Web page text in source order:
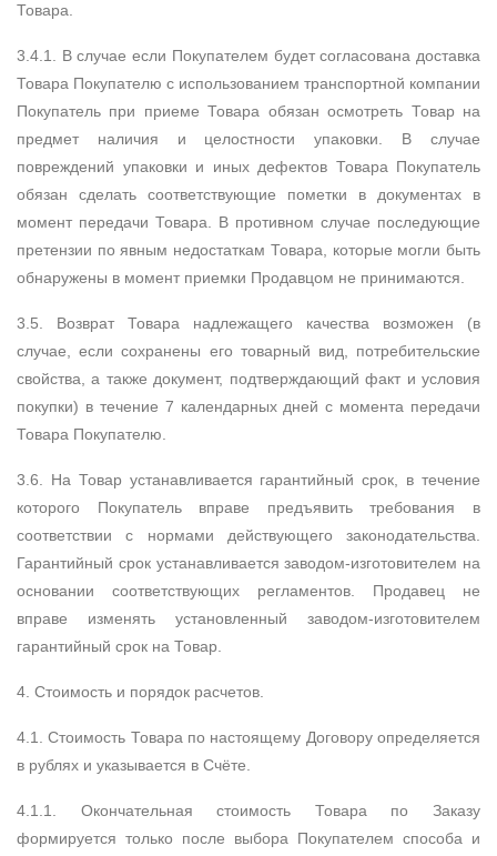
Товара.
3.4.1. В случае если Покупателем будет согласована доставка
Товара Покупателю с использованием транспортной компании
Покупатель при приеме Товара обязан осмотреть Товар на
предмет наличия и целостности упаковки. В случае
повреждений упаковки и иных дефектов Товара Покупатель
обязан сделать соответствующие пометки в документах в
момент передачи Товара. В противном случае последующие
претензии по явным недостаткам Товара, которые могли быть
обнаружены в момент приемки Продавцом не принимаются.
3.5. Возврат Товара надлежащего качества возможен (в
случае, если сохранены его товарный вид, потребительские
свойства, а также документ, подтверждающий факт и условия
покупки) в течение 7 календарных дней с момента передачи
Товара Покупателю.
3.6. На Товар устанавливается гарантийный срок, в течение
которого Покупатель вправе предъявить требования в
соответствии с нормами действующего законодательства.
Гарантийный срок устанавливается заводом-изготовителем на
основании соответствующих регламентов. Продавец не
вправе изменять установленный заводом-изготовителем
гарантийный срок на Товар.
4. Стоимость и порядок расчетов.
4.1. Стоимость Товара по настоящему Договору определяется
в рублях и указывается в Счёте.
4.1.1. Окончательная стоимость Товара по Заказу
формируется только после выбора Покупателем способа и